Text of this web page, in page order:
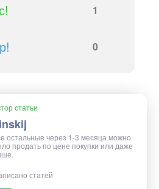
1
0
статьи
остальные через 1-3 месяца можно
продать по цене покупки или даже
статей